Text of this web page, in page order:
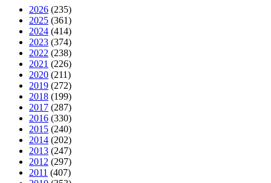
2026 (235)
2025 (361)
2024 (414)
2023 (374)
2022 (238)
2021 (226)
2020 (211)
2019 (272)
2018 (199)
2017 (287)
2016 (330)
2015 (240)
2014 (202)
2013 (247)
2012 (297)
2011 (407)